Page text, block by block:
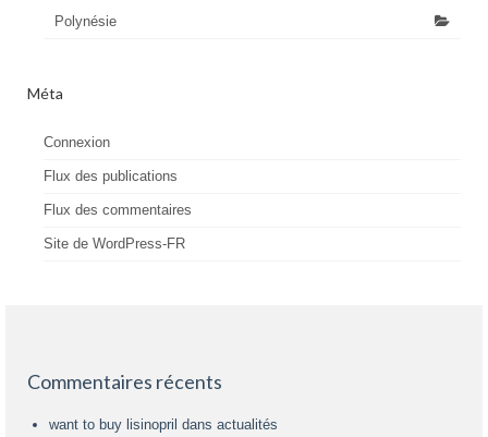
Polynésie
Méta
Connexion
Flux des publications
Flux des commentaires
Site de WordPress-FR
Commentaires récents
want to buy lisinopril dans actualités